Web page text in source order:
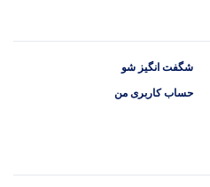
شگفت انگیز شو
حساب کاربری من